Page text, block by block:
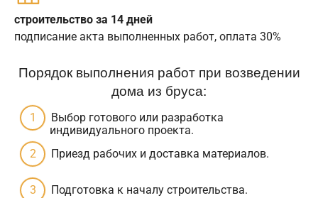
строительство за 14 дней
подписание акта выполненных работ, оплата 30%
Порядок выполнения работ при возведении
дома из бруса:
Выбор готового или разработка
индивидуального проекта.
Приезд рабочих и доставка материалов.
Подготовка к началу строительства.